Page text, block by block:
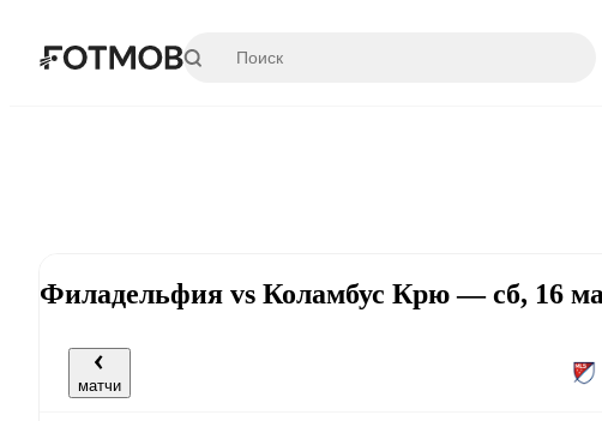
Филадельфия vs Коламбус Крю — сб, 16
матчи